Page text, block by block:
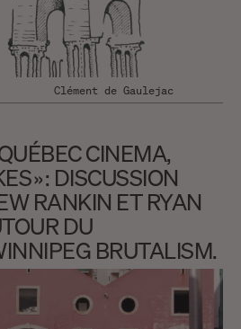
Clément de Gaulejac
CINEMA,
» : DISCUSSION
RANKIN ET RYAN
DU
BRUTALISM.